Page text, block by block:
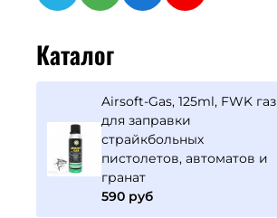
Каталог
Airsoft-Gas, 125ml, FWK газ
для заправки
страйкбольных
пистолетов, автоматов и
гранат
590 руб